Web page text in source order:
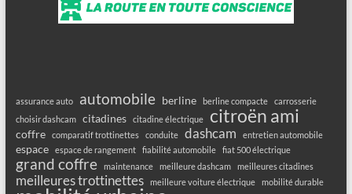
assurance auto automobile berline berline compacte
carrosserie
choisir dashcam
citadines citadine électrique citroën ami
coffre comparatif trottinettes conduite dashcam entretien automobile
espace espace de rangement fiabilité automobile fiat 500 électrique
grand coffre maintenance meilleure dashcam meilleures citadines
meilleures trottinettes meilleure voiture électrique mobilité durable